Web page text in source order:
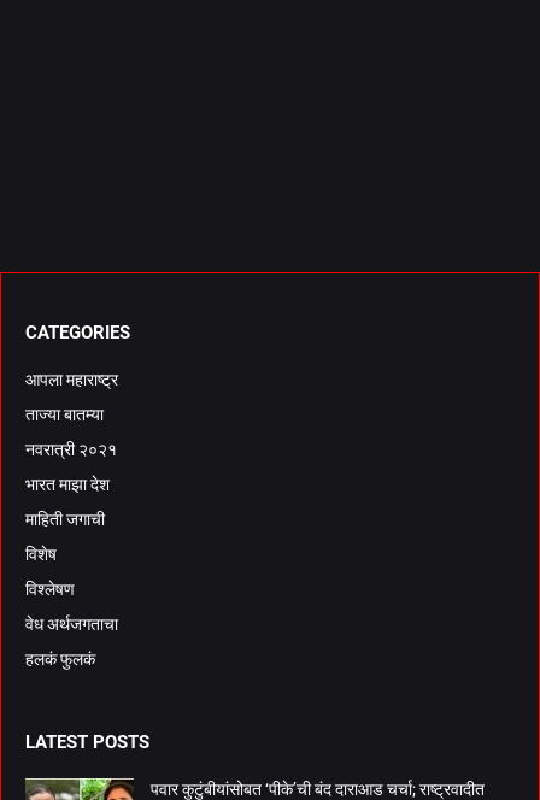
CATEGORIES
आपला महाराष्ट्र
ताज्या बातम्या
नवरात्री २०२१
भारत माझा देश
माहिती जगाची
विशेष
विश्लेषण
वेध अर्थजगताचा
हलकं फुलकं
LATEST POSTS
पवार कुटुंबीयांसोबत ‘पीके’ची बंद दाराआड चर्चा; राष्ट्रवादीत